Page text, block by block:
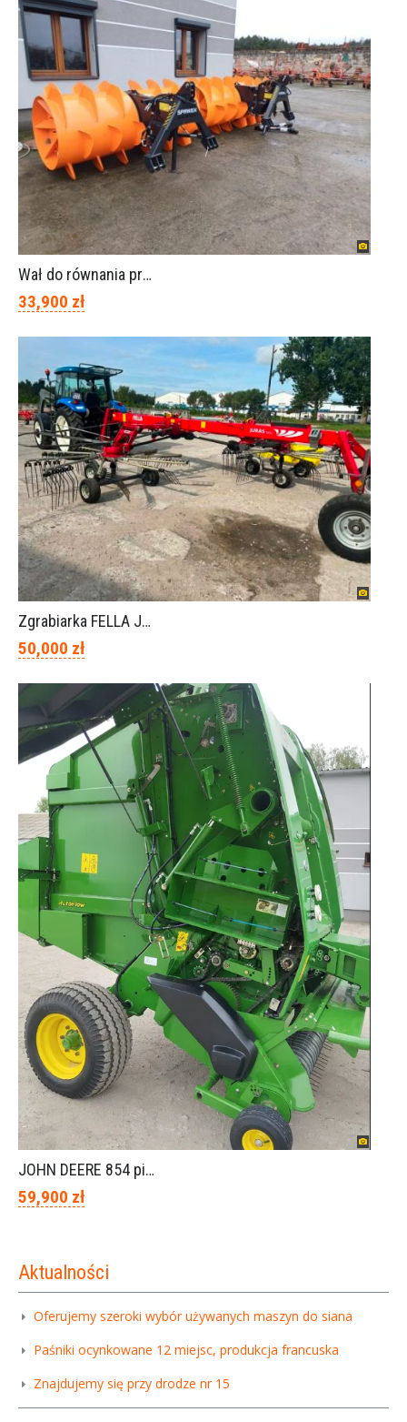
Wał do równania pryzm z kiszonką -TORNADO-SPAWEX
33,900 zł
Zgrabiarka FELLA JURA 1402
50,000 zł
JOHN DEERE 854 piękny stan
59,900 zł
Aktualności
Oferujemy szeroki wybór używanych maszyn do siana
Paśniki ocynkowane 12 miejsc, produkcja francuska
Znajdujemy się przy drodze nr 15